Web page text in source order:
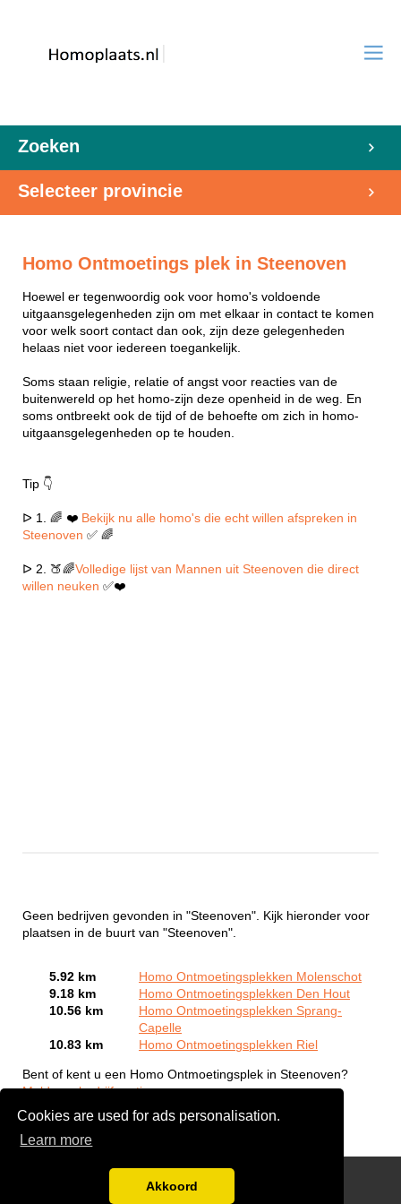
Cookies are used for ads personalisation.
Learn more
Akkoord
Zoeken
Selecteer provincie
Homo Ontmoetings plek in Steenoven
Hoewel er tegenwoordig ook voor homo's voldoende
uitgaansgelegenheden zijn om met elkaar in contact te komen
voor welk soort contact dan ook, zijn deze gelegenheden
helaas niet voor iedereen toegankelijk.
Soms staan religie, relatie of angst voor reacties van de
buitenwereld op het homo-zijn deze openheid in de weg. En
soms ontbreekt ook de tijd of de behoefte om zich in homo-
uitgaansgelegenheden op te houden.
Tip 👇
ᐅ 1. 🌈 ❤️ Bekijk nu alle homo's die echt willen afspreken in
Steenoven ✅ 🌈
ᐅ 2. 🍑🌈Volledige lijst van Mannen uit Steenoven die direct
willen neuken ✅❤️
Geen bedrijven gevonden in "Steenoven". Kijk hieronder voor
plaatsen in de buurt van "Steenoven".
5.92 km
Homo Ontmoetingsplekken Molenschot
9.18 km
Homo Ontmoetingsplekken Den Hout
10.56 km
Homo Ontmoetingsplekken Sprang-
Capelle
10.83 km
Homo Ontmoetingsplekken Riel
Bent of kent u een Homo Ontmoetingsplek in Steenoven?
Meld een bedrijf gratis aan